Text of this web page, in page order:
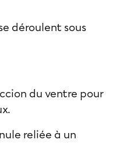
déroulent sous
du ventre pour
.
reliée à un